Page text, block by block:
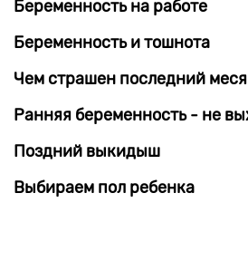
Беременность на работе
Беременность и тошнота
Чем страшен последний
Ранняя беременность - не
Поздний выкидыш
Выбираем пол ребенка